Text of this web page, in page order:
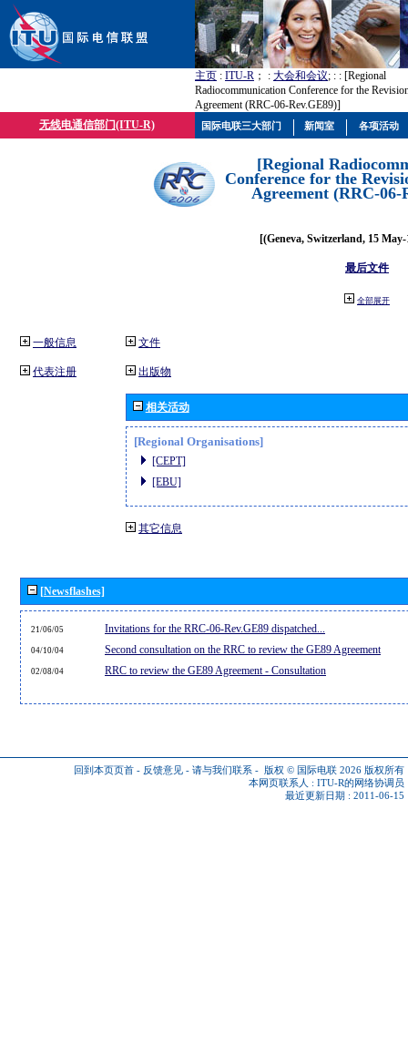
主页 : ITU-R ； : 大会和会议; : : [Regional
Radiocommunication Conference for the
Agreement (RRC-06-Rev.GE89)]
无线电通信部门(ITU-R)
[Regional
Conference for the
Agreement (RRC-06-
[(Geneva, Switzerland, 15
最后文件
全部展开
一般信息
代表注册
文件
出版物
相关活动
[Regional Organisations]
[CEPT]
[EBU]
其它信息
[Newsflashes]
21/06/05 Invitations for the RRC-06-Rev.GE89 dispatched...
04/10/04 Second consultation on the RRC to review the GE89 Agreement
02/08/04 RRC to review the GE89 Agreement - Consultation
回到本页页首 - 反馈意见 - 请与我们联系 - 版权 © 国际电联 2026 版权所有
本网页联系人 : ITU-R的网络协调员
最近更新日期 : 2011-06-15
国际电联三大部门 新闻室 各项活动